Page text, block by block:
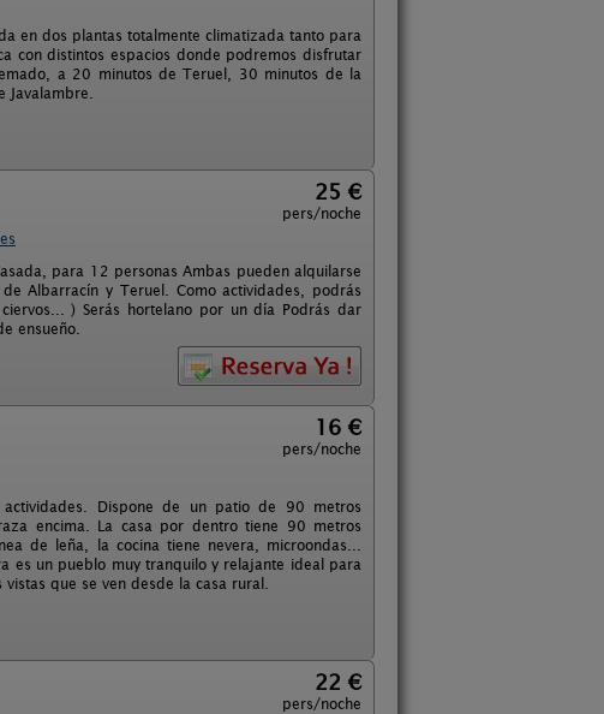
en dos plantas totalmente climatizada tanto para
con distintos espacios donde podremos disfrutar
a 20 minutos de Teruel, 30 minutos de la
25 €
pers/noche
para 12 personas Ambas pueden alquilarse
Albarracín y Teruel. Como actividades, podrás
) Serás hortelano por un día Podrás dar
ensueño.
16 €
pers/noche
Dispone de un patio de 90 metros
encima. La casa por dentro tiene 90 metros
de leña, la cocina tiene nevera, microondas...
es un pueblo muy tranquilo y relajante ideal para
que se ven desde la casa rural.
22 €
pers/noche